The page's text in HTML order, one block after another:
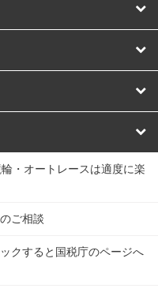
競輪場 宇都宮競輪場
・オートレースは適度に楽
ご相談
クすると国税庁のページへ